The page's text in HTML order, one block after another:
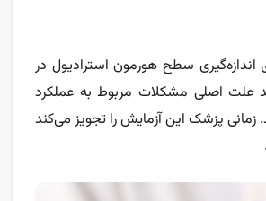
سطح هورمون استرادیول در
علت اصلی مشکلات مربوط به عملکرد
زمانی پزشک این آزمایش را تجویز می‌کند